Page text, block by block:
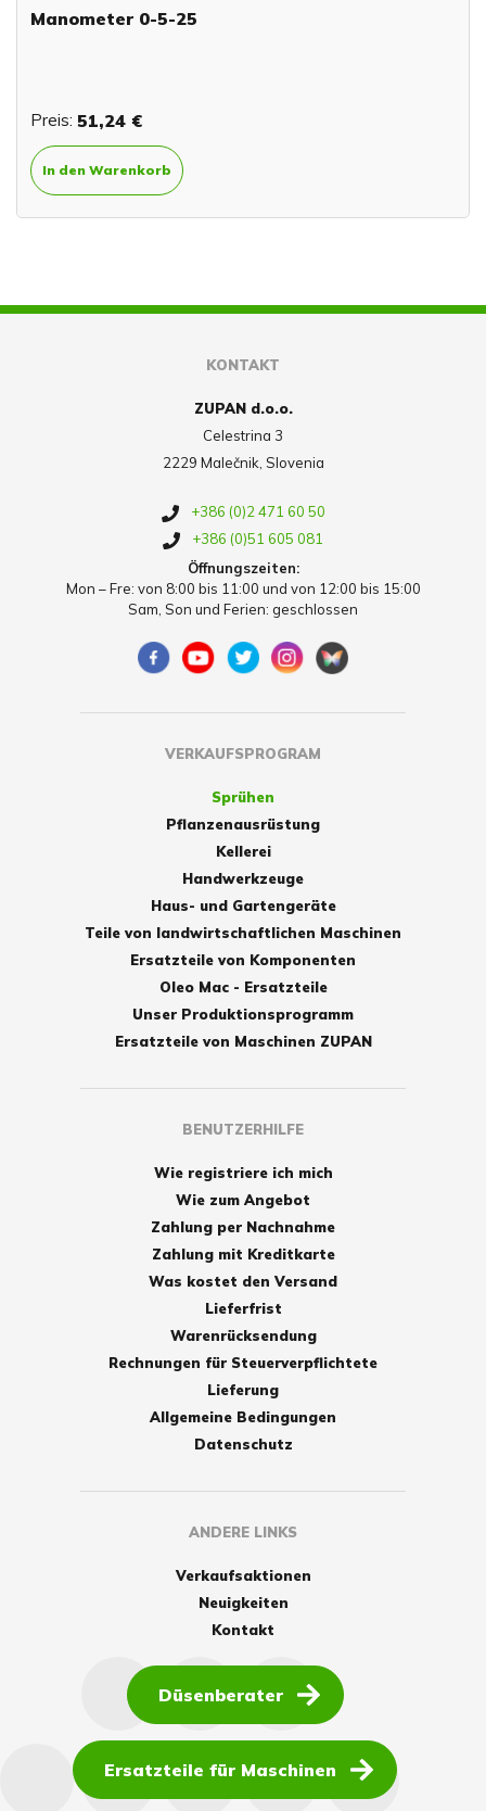
Manometer 0-5-25
Preis: 51,24 €
In den Warenkorb
KONTAKT
ZUPAN d.o.o.
Celestrina 3
2229 Malečnik, Slovenia
+386 (0)2 471 60 50
+386 (0)51 605 081
Öffnungszeiten:
Mon – Fre: von 8:00 bis 11:00 und von 12:00 bis 15:00
Sam, Son und Ferien: geschlossen
VERKAUFSPROGRAM
Sprühen
Pflanzenausrüstung
Kellerei
Handwerkzeuge
Haus- und Gartengeräte
Teile von landwirtschaftlichen Maschinen
Ersatzteile von Komponenten
Oleo Mac - Ersatzteile
Unser Produktionsprogramm
Ersatzteile von Maschinen ZUPAN
BENUTZERHILFE
Wie registriere ich mich
Wie zum Angebot
Zahlung per Nachnahme
Zahlung mit Kreditkarte
Was kostet den Versand
Lieferfrist
Warenrücksendung
Rechnungen für Steuerverpflichtete
Lieferung
Allgemeine Bedingungen
Datenschutz
ANDERE LINKS
Verkaufsaktionen
Neuigkeiten
Kontakt
Düsenberater
Ersatzteile für Maschinen